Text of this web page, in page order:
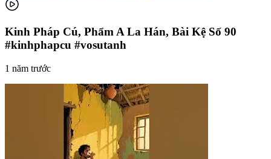
Kinh Pháp Cú, Phẩm A La Hán, Bài Kệ Số 90
#kinhphapcu #vosutanh
1 năm trước